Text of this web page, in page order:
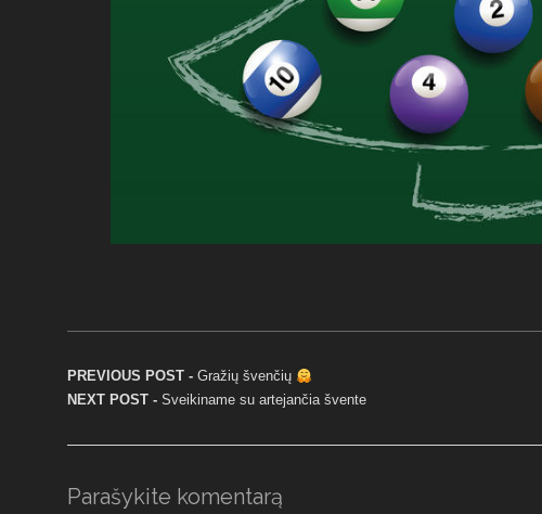
Navigacija tarp įrašų
PREVIOUS POST - Previous post:
Gražių švenčių
NEXT POST - Next post:
Sveikiname su artejančia švente
Parašykite komentarą